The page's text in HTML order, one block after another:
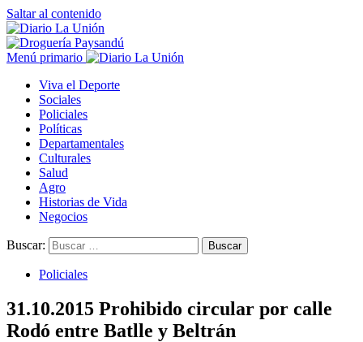
Saltar al contenido
Menú primario
Viva el Deporte
Sociales
Policiales
Políticas
Departamentales
Culturales
Salud
Agro
Historias de Vida
Negocios
Buscar:
Policiales
31.10.2015 Prohibido circular por calle
Rodó entre Batlle y Beltrán